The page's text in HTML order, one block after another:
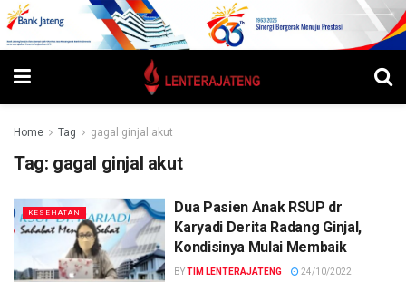
Home Tag gagal ginjal akut
Tag: gagal ginjal akut
KESEHATAN
Dua Pasien Anak RSUP dr
Karyadi Derita Radang Ginjal,
Kondisinya Mulai Membaik
BYTIM LENTERAJATENG 24/10/2022